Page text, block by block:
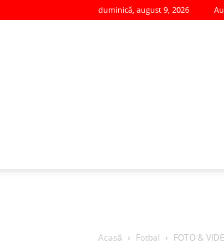
duminică, august 9, 2026
Acasă Fotbal FOTO &